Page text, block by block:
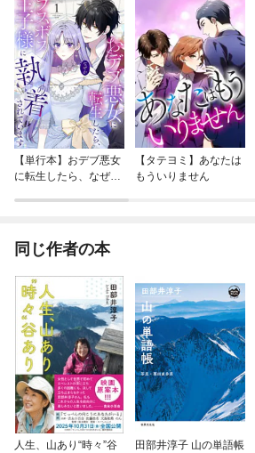
【単行本】おデブ悪女
に転生したら、なぜか
【タテヨミ】あなたは
もういりません
同じ作者の本
人生、山あり“時々”谷
田部井淳子 山の単語帳